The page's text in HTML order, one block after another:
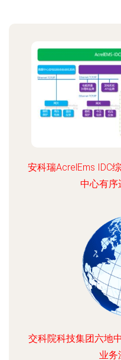
安科瑞AcrelEms IDC
中心有序
交科院科技集团六地
业务